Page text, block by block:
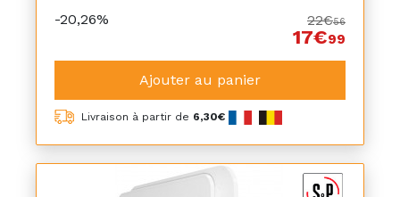
-20,26% 22€56
17€99
Ajouter au panier
Livraison à partir de 6,30€